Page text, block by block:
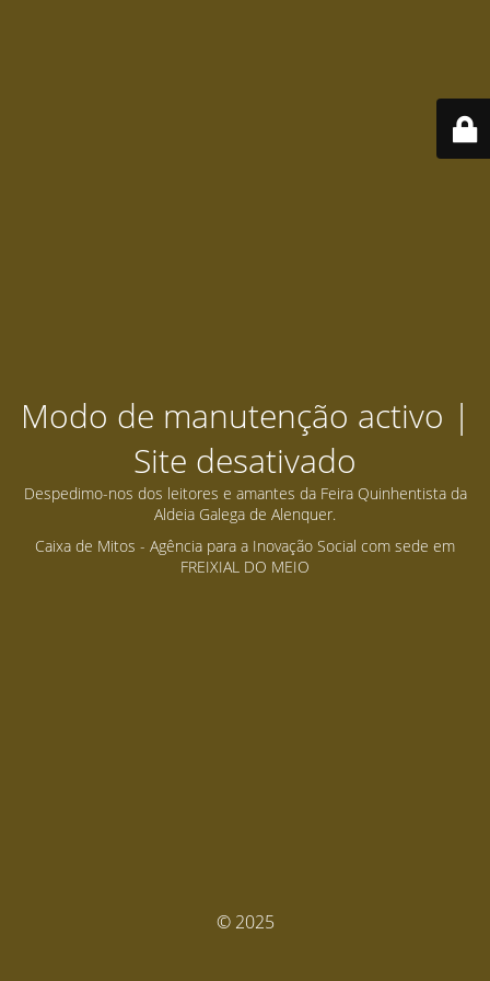
Modo de manutenção activo |
Site desativado
Despedimo-nos dos leitores e amantes da Feira Quinhentista da
Aldeia Galega de Alenquer.
Caixa de Mitos - Agência para a Inovação Social com sede em
FREIXIAL DO MEIO
© 2025